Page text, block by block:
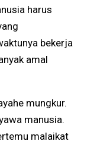
harus
bekerja
amal
mungkur.
manusia.
malaikat